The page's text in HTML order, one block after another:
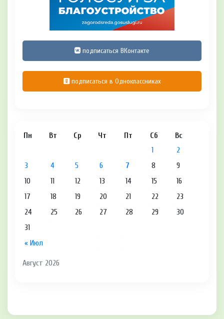
подписаться ВКонтакте
подписаться в Одноклассниках
Август 2026
Пн Вт Ср Чт Пт Сб Вс
« Июл
1
2
3
4 5 6 7 8
9
10
11 12 13 14 15
16
17
18 19 20 21 22
23
24
25 26 27 28 29
30
31